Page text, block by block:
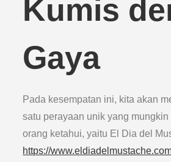
Kumis
Gaya
Pada kesempatan ini, kita akan
satu perayaan unik yang
orang ketahui, yaitu El Dia del
https://